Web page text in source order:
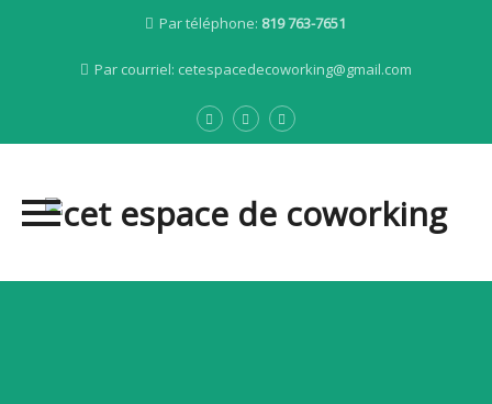
Par téléphone: 819 763-7651
Par courriel: cetespacedecoworking@gmail.com